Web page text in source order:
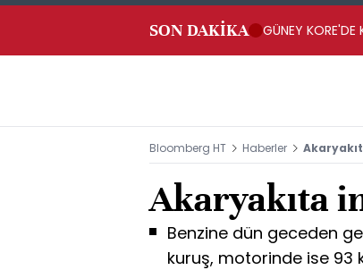
SON DAKİKA GÜNEY KORE'DE
Bloomberg HT Haberler
Akaryakıta
Benzine dün geceden
kuruş, motorinde ise 93